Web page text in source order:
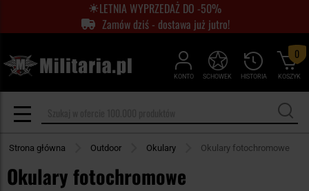
LETNIA WYPRZEDAŻ DO -50%
Zamów dziś - dostawa już jutro!
KONTO HISTORIA
SCHOWEK KOSZYK
0
Strona główna Outdoor Okulary Okulary fotochromowe
Okulary fotochromowe